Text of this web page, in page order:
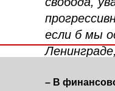
если б мы
бы, а
– В